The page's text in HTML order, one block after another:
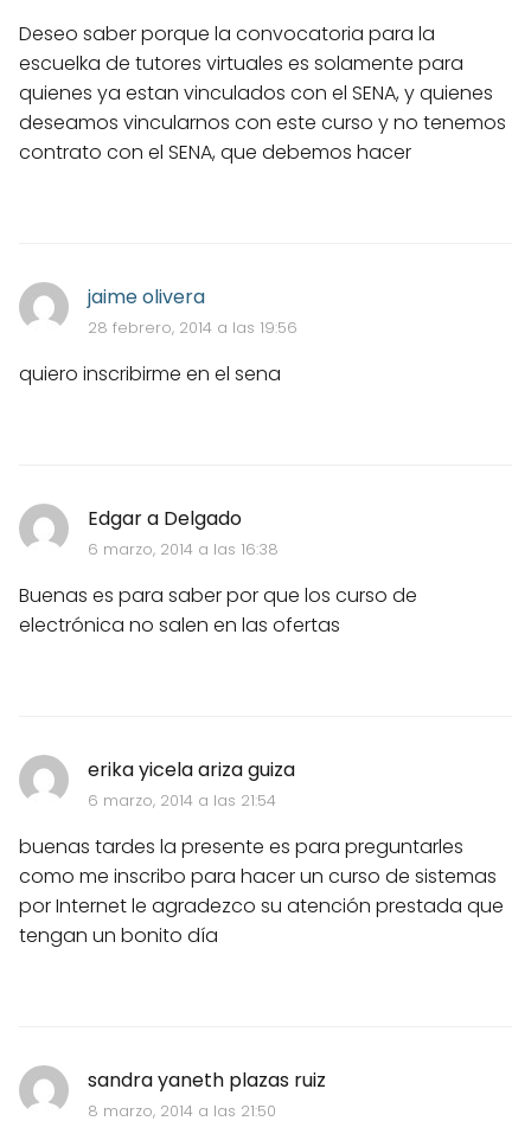
Deseo saber porque la convocatoria para la
escuelka de tutores virtuales es solamente para
quienes ya estan vinculados con el SENA, y quienes
deseamos vincularnos con este curso y no tenemos
contrato con el SENA, que debemos hacer
jaime olivera
28 febrero, 2014 a las 19:56
quiero inscribirme en el sena
Edgar a Delgado
6 marzo, 2014 a las 16:38
Buenas es para saber por que los curso de
electrónica no salen en las ofertas
erika yicela ariza guiza
6 marzo, 2014 a las 21:54
buenas tardes la presente es para preguntarles
como me inscribo para hacer un curso de sistemas
por Internet le agradezco su atención prestada que
tengan un bonito día
sandra yaneth plazas ruiz
8 marzo, 2014 a las 21:50